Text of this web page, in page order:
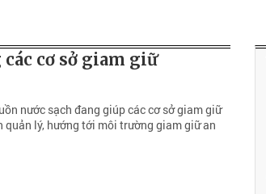
cơ sở giam giữ
nước sạch đang giúp các cơ sở giam giữ
lý, hướng tới môi trường giam giữ an